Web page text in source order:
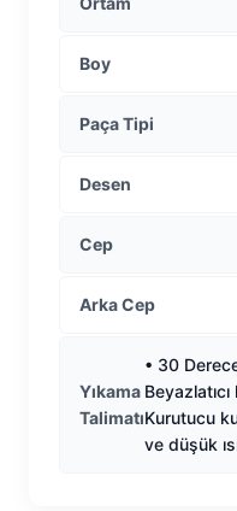
Boy
Paça Tipi
Desen
Cep
Arka Cep
Yıkama
Talimatı
• 30
Beyazlatıcı
Kurutucu
ve düşük